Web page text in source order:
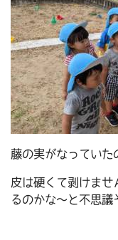
藤の実がなっていた
皮は硬くて剥けませ
るのかな～と不思